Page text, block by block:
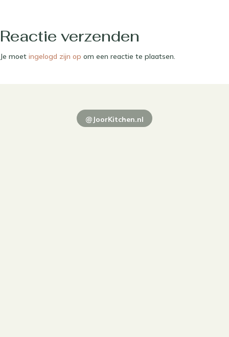
Reactie verzenden
Je moet ingelogd zijn op om een reactie te plaatsen.
@JoorKitchen.nl